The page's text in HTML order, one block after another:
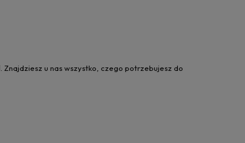
. Znajdziesz u nas wszystko, czego potrzebujesz do